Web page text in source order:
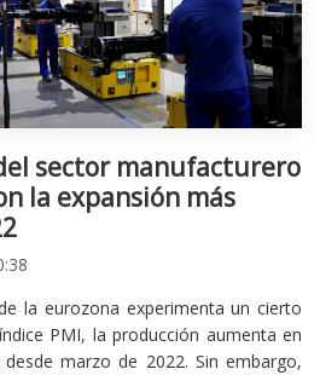
sector manufacturero
la expansión más
la eurozona experimenta un cierto
PMI, la producción aumenta en
marzo de 2022. Sin embargo,